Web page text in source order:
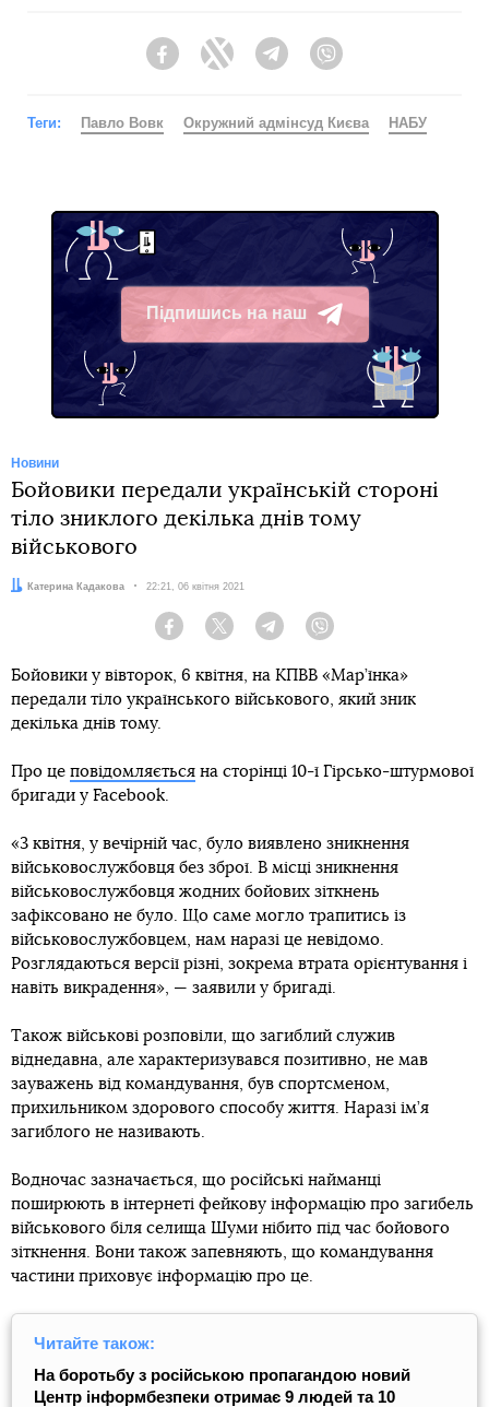
FacebookTwitter Telegram
Теги: Павло Вовк Окружний адмінсуд Києва НАБУ
Підпишись на наш
Telegram
Новини
Бойовики передали українській стороні
тіло зниклого декілька днів тому
військового
Автор:Катерина Кадакова Дата:
22:21, 06 квітня 2021
Facebook Twitter Telegram
Бойовики у вівторок, 6 квітня, на КПВВ «Мар’їнка»
передали тіло українського військового, який зник
декілька днів тому.
Про це повідомляється на сторінці 10-ї Гірсько-штурмової
бригади у Facebook.
«3 квітня, у вечірній час, було виявлено зникнення
військовослужбовця без зброї. В місці зникнення
військовослужбовця жодних бойових зіткнень
зафіксовано не було. Що саме могло трапитись із
військовослужбовцем, нам наразі це невідомо.
Розглядаються версії різні, зокрема втрата орієнтування і
навіть викрадення», — заявили у бригаді.
Також військові розповіли, що загиблий служив
віднедавна, але характеризувався позитивно, не мав
зауважень від командування, був спортсменом,
прихильником здорового способу життя. Наразі ім’я
загиблого не називають.
Водночас зазначається, що російські найманці
поширюють в інтернеті фейкову інформацію про загибель
військового біля селища Шуми нібито під час бойового
зіткнення. Вони також запевняють, що командування
частини приховує інформацію про це.
Читайте також:
На боротьбу з російською пропагандою новий
Центр інформбезпеки отримає 9 людей та 10